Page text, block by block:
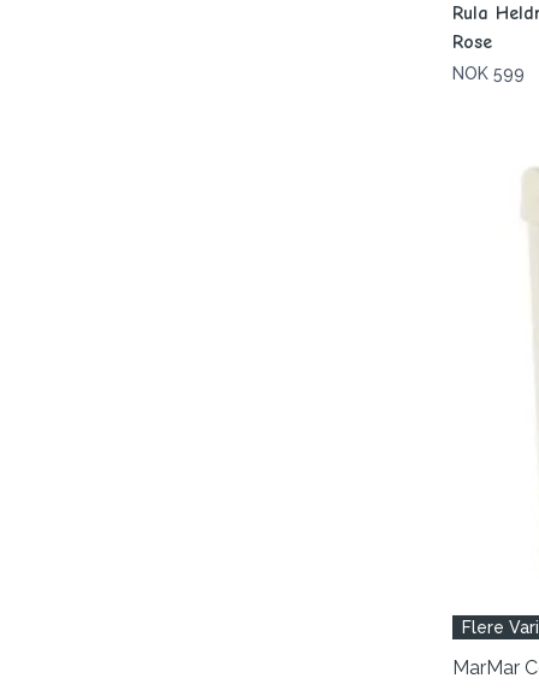
Rula
Rose
NOK 599
Flere
MarMar